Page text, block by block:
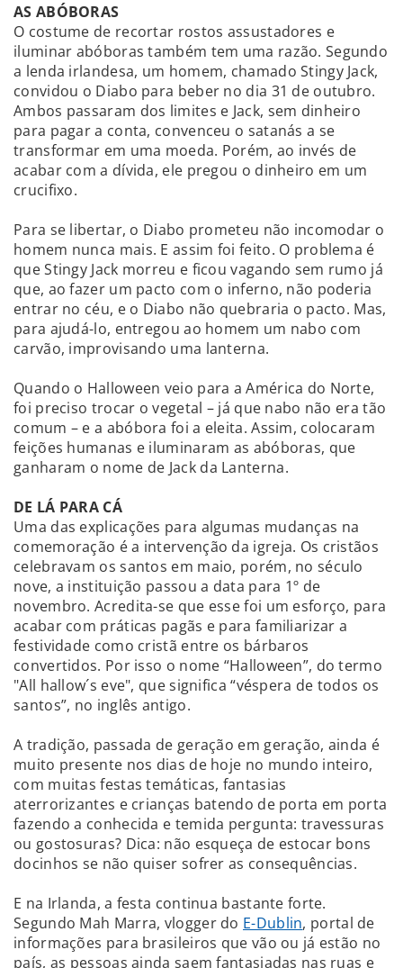
AS ABÓBORAS
O costume de recortar rostos assustadores e
iluminar abóboras também tem uma razão. Segundo
a lenda irlandesa, um homem, chamado Stingy Jack,
convidou o Diabo para beber no dia 31 de outubro.
Ambos passaram dos limites e Jack, sem dinheiro
para pagar a conta, convenceu o satanás a se
transformar em uma moeda. Porém, ao invés de
acabar com a dívida, ele pregou o dinheiro em um
crucifixo.
Para se libertar, o Diabo prometeu não incomodar o
homem nunca mais. E assim foi feito. O problema é
que Stingy Jack morreu e ficou vagando sem rumo já
que, ao fazer um pacto com o inferno, não poderia
entrar no céu, e o Diabo não quebraria o pacto. Mas,
para ajudá-lo, entregou ao homem um nabo com
carvão, improvisando uma lanterna.
Quando o Halloween veio para a América do Norte,
foi preciso trocar o vegetal – já que nabo não era tão
comum – e a abóbora foi a eleita. Assim, colocaram
feições humanas e iluminaram as abóboras, que
ganharam o nome de Jack da Lanterna.
DE LÁ PARA CÁ
Uma das explicações para algumas mudanças na
comemoração é a intervenção da igreja. Os cristãos
celebravam os santos em maio, porém, no século
nove, a instituição passou a data para 1º de
novembro. Acredita-se que esse foi um esforço, para
acabar com práticas pagãs e para familiarizar a
festividade como cristã entre os bárbaros
convertidos. Por isso o nome “Halloween”, do termo
"All hallow´s eve", que significa “véspera de todos os
santos”, no inglês antigo.
A tradição, passada de geração em geração, ainda é
muito presente nos dias de hoje no mundo inteiro,
com muitas festas temáticas, fantasias
aterrorizantes e crianças batendo de porta em porta
fazendo a conhecida e temida pergunta: travessuras
ou gostosuras? Dica: não esqueça de estocar bons
docinhos se não quiser sofrer as consequências.
E na Irlanda, a festa continua bastante forte.
Segundo Mah Marra, vlogger do E-Dublin, portal de
informações para brasileiros que vão ou já estão no
país, as pessoas ainda saem fantasiadas nas ruas e